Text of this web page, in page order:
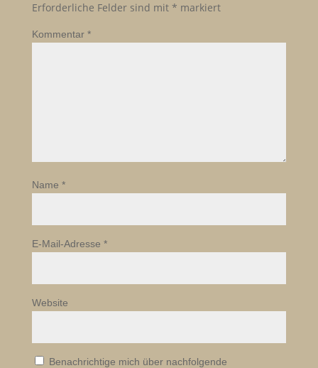
Erforderliche Felder sind mit * markiert
Kommentar *
Name *
E-Mail-Adresse *
Website
Benachrichtige mich über nachfolgende